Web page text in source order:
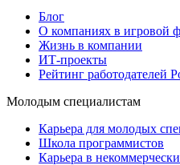
Блог
О компаниях в игровой
Жизнь в компании
ИТ-проекты
Рейтинг работодателей
Молодым специалистам
Карьера для молодых
Школа программистов
Карьера в